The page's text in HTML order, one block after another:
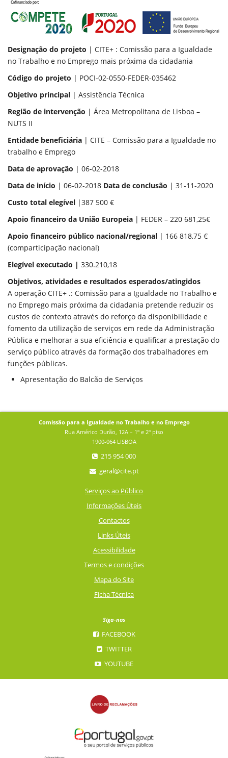
Designação do projeto | CITE+ : Comissão para a Igualdade
no Trabalho e no Emprego mais próxima da cidadania
Código do projeto | POCI-02-0550-FEDER-035462
Objetivo principal | Assistência Técnica
Região de intervenção | Área Metropolitana de Lisboa –
NUTS II
Entidade beneficiária | CITE – Comissão para a Igualdade no
trabalho e Emprego
Data de aprovação | 06-02-2018
Data de início | 06-02-2018 Data de conclusão | 31-11-2020
Custo total elegível |387 500 €
Apoio financeiro da União Europeia | FEDER – 220 681,25€
Apoio financeiro público nacional/regional | 166 818,75 €
(comparticipação nacional)
Elegível executado | 330.210,18
Objetivos, atividades e resultados esperados/atingidos
A operação CITE+ .: Comissão para a Igualdade no Trabalho e
no Emprego mais próxima da cidadania pretende reduzir os
custos de contexto através do reforço da disponibilidade e
fomento da utilização de serviços em rede da Administração
Pública e melhorar a sua eficiência e qualificar a prestação do
serviço público através da formação dos trabalhadores em
funções públicas.
Apresentação do Balcão de Serviços
Comissão para a Igualdade no Trabalho e no Emprego
Rua Américo Durão, 12A – 1º e 2º piso
1900-064 LISBOA
215 954 000
geral@cite.pt
Serviços ao Público
Informações Úteis
Contactos
Links Úteis
Acessibilidade
Termos e condições
Mapa do Site
Ficha Técnica
Siga-nos
FACEBOOK
TWITTER
YOUTUBE